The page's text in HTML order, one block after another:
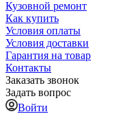
Кузовной ремонт
Как купить
Условия оплаты
Условия доставки
Гарантия на товар
Контакты
Заказать звонок
Задать вопрос
Войти